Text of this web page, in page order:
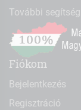
További
Fiókom
Bejelentkezés
Regisztráció